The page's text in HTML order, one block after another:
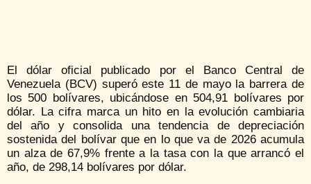
El dólar oficial publicado por el Banco Central de
Venezuela (BCV) superó este 11 de mayo la barrera de
los 500 bolívares, ubicándose en 504,91 bolívares por
dólar. La cifra marca un hito en la evolución cambiaria
del año y consolida una tendencia de depreciación
sostenida del bolívar que en lo que va de 2026 acumula
un alza de 67,9% frente a la tasa con la que arrancó el
año, de 298,14 bolívares por dólar.